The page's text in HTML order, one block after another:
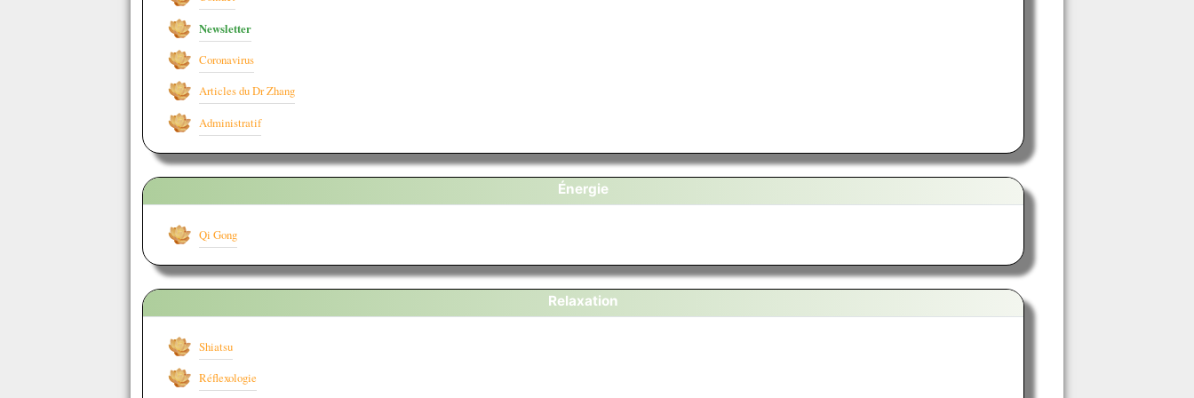
Newsletter
Coronavirus
Articles du Dr Zhang
Administratif
Énergie
Qi Gong
Relaxation
Shiatsu
Réflexologie